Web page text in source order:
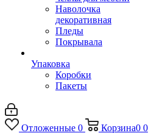
Наволочка
декоративная
Пледы
Покрывала
Упаковка
Коробки
Пакеты
Отложенные 0 Корзина0 0